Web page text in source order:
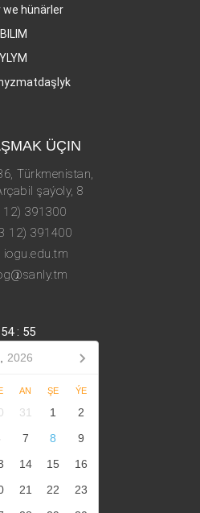
we hünärler
BILIM
YLYM
ÜÇIN
Türkmenistan,
şaýoly, 8
12) 391300
12) 391400
iogu.edu.tm
54: 55
2026
AN ŞE ÝE
31 1
2
7 8
9
14 15
16
21 22
23